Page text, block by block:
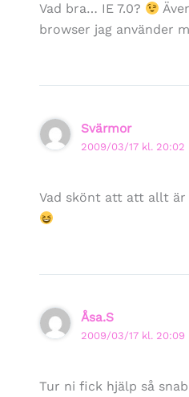
Vad bra… IE 7.0?
browser jag använder
Svärmor
2009/03/17 kl. 20:02
Vad skönt att att allt är
Åsa.S
2009/03/17 kl. 20:09
Tur ni fick hjälp så